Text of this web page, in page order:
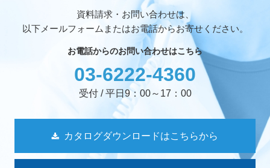
資料請求・お問い合わせは、
以下メールフォームまたはお電話からお寄せください。
お電話からのお問い合わせはこちら
03-6222-4360
受付 / 平日9：00～17：00
カタログダウンロードはこちらから